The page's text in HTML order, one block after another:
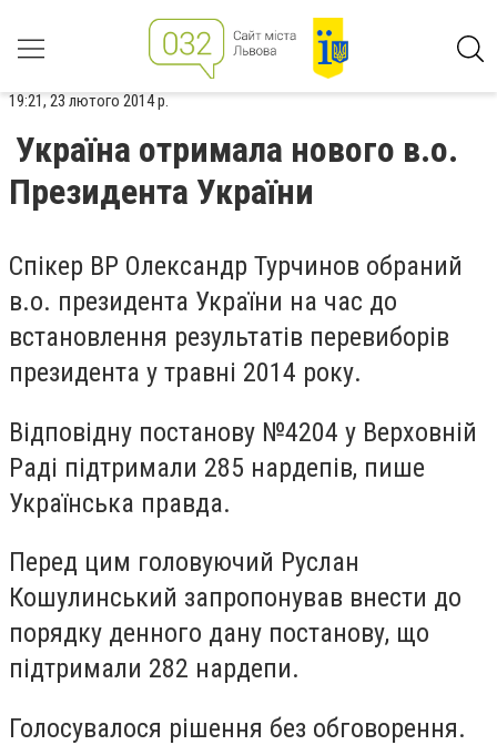
19:21, 23 лютого 2014 р.
Україна отримала нового в.о.
Президента України
Спікер ВР Олександр Турчинов обраний
в.о. президента України на час до
встановлення результатів перевиборів
президента у травні 2014 року.
Відповідну постанову №4204 у Верховній
Раді підтримали 285 нардепів, пише
Українська правда.
Перед цим головуючий Руслан
Кошулинський запропонував внести до
порядку денного дану постанову, що
підтримали 282 нардепи.
Голосувалося рішення без обговорення.